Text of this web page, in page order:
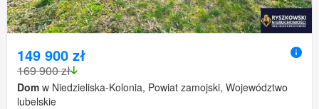
149 900 zł
169 900 zł
Dom w Niedzieliska-Kolonia, Powiat zamojski, Województwo
lubelskie